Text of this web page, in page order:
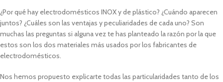
¿Por qué hay electrodomésticos INOX y de plástico? ¿Cuándo aparecen
juntos? ¿Cuáles son las ventajas y peculiaridades de cada uno? Son
muchas las preguntas si alguna vez te has planteado la razón por la que
estos son los dos materiales más usados por los fabricantes de
electrodomésticos.
Nos hemos propuesto explicarte todas las particularidades tanto de los